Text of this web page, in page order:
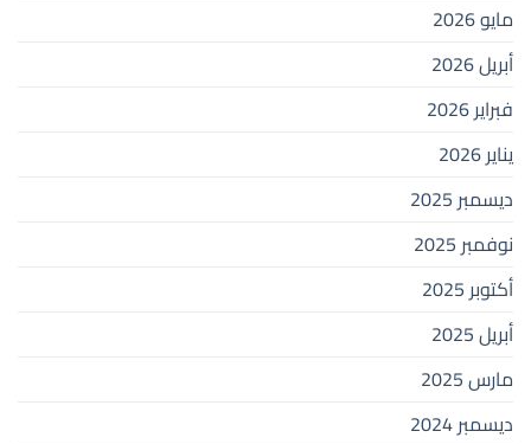
مايو 2026
أبريل 2026
فبراير 2026
يناير 2026
ديسمبر 2025
نوفمبر 2025
أكتوبر 2025
أبريل 2025
مارس 2025
ديسمبر 2024